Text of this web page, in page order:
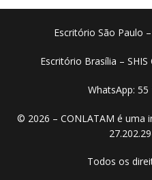
Escritório São Paulo
Escritório Brasília –
WhatsApp:
© 2026 – CONLATAM é uma
Todos os